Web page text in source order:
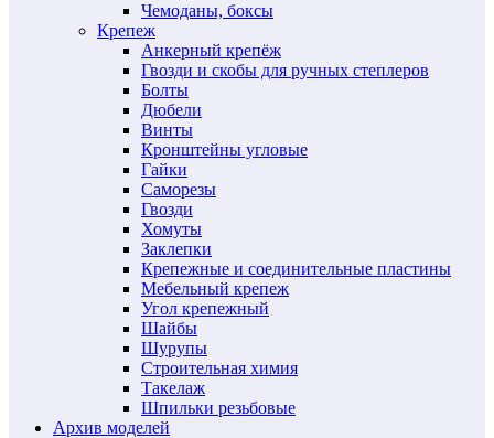
Чемоданы, боксы
Крепеж
Анкерный крепёж
Гвозди и скобы для ручных степлеров
Болты
Дюбели
Винты
Кронштейны угловые
Гайки
Саморезы
Гвозди
Хомуты
Заклепки
Крепежные и соединительные пластины
Мебельный крепеж
Угол крепежный
Шайбы
Шурупы
Строительная химия
Такелаж
Шпильки резьбовые
Архив моделей